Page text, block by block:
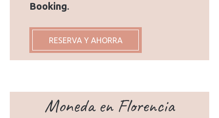
Booking.
RESERVA Y AHORRA
Moneda en Florencia